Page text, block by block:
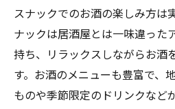
出会い
スナックでの新しい体験
多彩なお酒で彩る素敵な
楽しみ方
スナックでのお酒の楽しみ方は
ナックは居酒屋とは一味違った
持ち、リラックスしながらお酒
す。お酒のメニューも豊富で、
ものや季節限定のドリンクなど